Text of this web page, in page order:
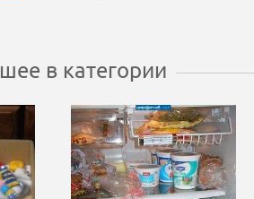
в категории